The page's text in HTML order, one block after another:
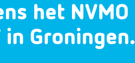
het NVMO
in Groningen.